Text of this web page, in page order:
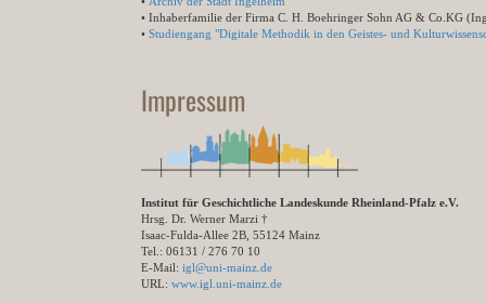
• Inhaberfamilie der Firma C. H. Boehringer Sohn AG & Co.KG
• Studiengang "Digitale Methodik in den Geistes- und
Impressum
Institut für Geschichtliche Landeskunde Rheinland-Pfalz e.V.
Hrsg. Dr. Werner Marzi †
Isaac-Fulda-Allee 2B, 55124 Mainz
Tel.: 06131 / 276 70 10
E-Mail: igl@uni-mainz.de
URL: www.igl.uni-mainz.de